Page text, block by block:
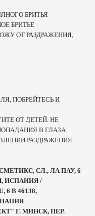
БРИТЬЯ
БРИТЬЕ
ОТ РАЗДРАЖЕНИЯ,
ПОБРЕЙТЕСЬ И
ОТ ДЕТЕЙ. НЕ
В ГЛАЗА.
РАЗДРАЖЕНИЯ
СЛ., ЛА ПАУ, 6
ИСПАНИЯ /
6 B 46138,
Г. МИНСК, ПЕР.